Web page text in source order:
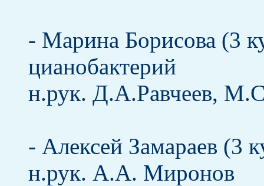
- Марина Борисова (3
цианобактерий
н.рук. Д.А.Равчеев,
- Алексей Замараев (3
н.рук. А.А. Миронов